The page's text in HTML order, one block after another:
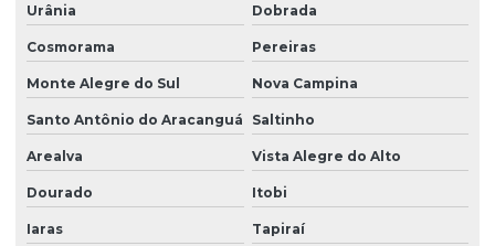
Urânia Dobrada
Cosmorama Pereiras
Monte Alegre do Sul Nova Campina
Santo Antônio do Aracanguá Saltinho
Arealva Vista Alegre do Alto
Dourado Itobi
Iaras Tapiraí